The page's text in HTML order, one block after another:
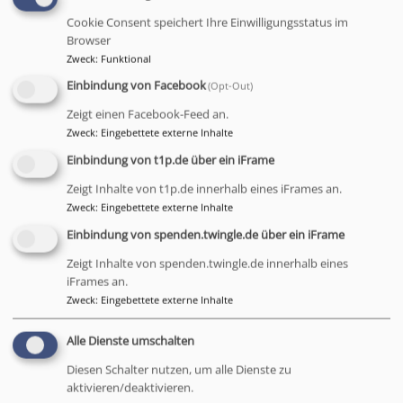
Blick geraten. Dafür brauche es Verlässlichkeit, gute
Kommunikation und einen wachen Blick für die Menschen.
Pfarrerin Almut Weisensee stellte in ihrer Predigt den Frieden in
den Mittelpunkt. Frieden, machte sie deutlich, könne nicht von
oben verordnet werden; es sei unsere Aufgabe und zugleich
sie einen klaren Akzent für ein Miteinander, das Verantwortung
übernimmt und Gemeinschaft bewusst lebt.
Beim anschließenden Empfang im katholischen Pfarrheim
wurde Pfarrerin Weisensee von Vertreterinnen und Vertretern
der Ökumene, der Kommune, der Hauptamtlichenschaft und
der Kirchenvorstände begrüßt. (AB)
Cookie Consent speichert Ihre Einwilligungsstatus im
Browser
Zweck: Funktional
Einbindung von Facebook(Opt-Out)
Zeigt einen Facebook-Feed an.
Zweck: Eingebettete externe Inhalte
Einbindung von t1p.de über ein iFrame
Zeigt Inhalte von t1p.de innerhalb eines iFrames an.
Zweck: Eingebettete externe Inhalte
Einbindung von spenden.twingle.de über ein iFrame
Zeigt Inhalte von spenden.twingle.de innerhalb eines
iFrames an.
Zweck: Eingebettete externe Inhalte
Alle Dienste umschalten
Diesen Schalter nutzen, um alle Dienste zu
aktivieren/deaktivieren.